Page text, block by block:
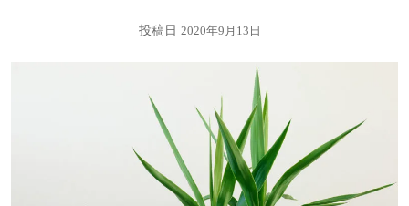
投稿日 2020年9月13日